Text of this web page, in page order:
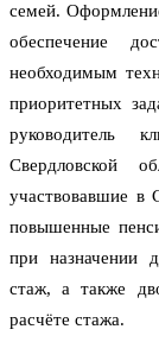
семей.
обеспечение
необходимым
приоритетных
руководитель
Свердловской
участвовавшие в
повышенные
при назначении
стаж, а также
расчёте стажа.